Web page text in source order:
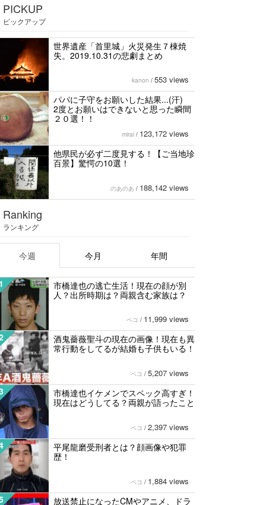
PICKUP
ピックアップ
世界遺産「首里城」火災発生７棟焼
失。2019.10.31の悲劇まとめ
kanon / 553 views
パパに子守をお願いした結果...(汗)
2度とお願いはできないと思った瞬間
２０選！！
mirai / 123,172 views
他県民が必ず二度見する！【ご当地珍
百景】驚愕の10選！
のあのあ / 188,142 views
Ranking
ランキング
今週 今月 年間
市橋達也の逃亡生活！現在の顔が別
人？出所時期は？両親含む家族は？
ペコ / 11,999 views
酒鬼薔薇聖斗の現在の画像！現在も異
常行動をしてるが結婚も子供もいる！
ペコ / 5,207 views
市橋達也イケメンでスペック高すぎ！
現在はどうしてる？両親が語ったこと
ペコ / 2,397 views
平尾龍磨受刑者とは？顔画像や犯罪
歴！
ペコ / 1,884 views
放送禁止になったCMやアニメ、ドラ